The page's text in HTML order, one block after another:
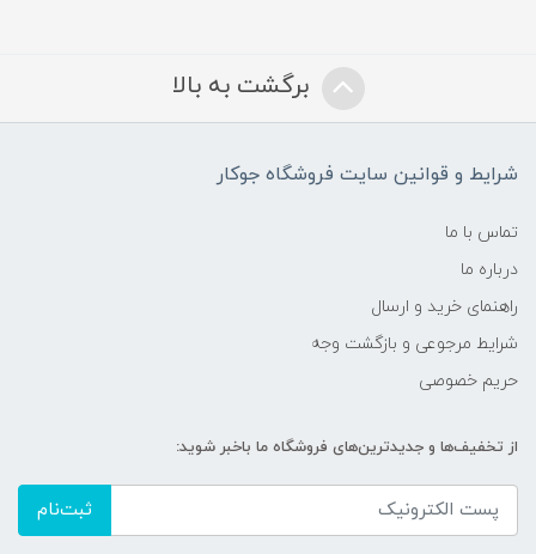
برگشت به بالا
شرایط و قوانین سایت فروشگاه جوکار
تماس با ما
درباره ما
راهنمای خرید و ارسال
شرایط مرجوعی و بازگشت وجه
حریم خصوصی
از تخفیف‌ها و جدیدترین‌های فروشگاه ما باخبر شوید:
ثبت‌نام